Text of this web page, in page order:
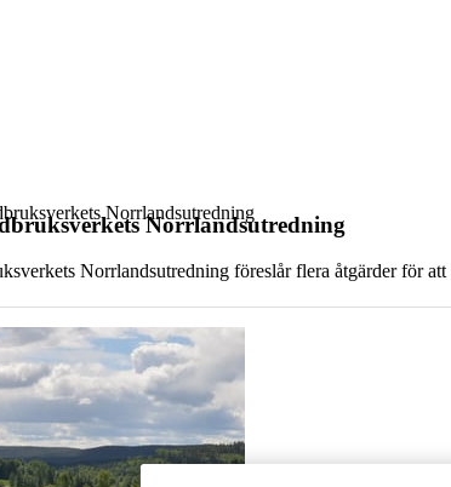
Norrlandsutredning
Norrlandsutredning
Norrlandsutredning föreslår flera åtgärder för